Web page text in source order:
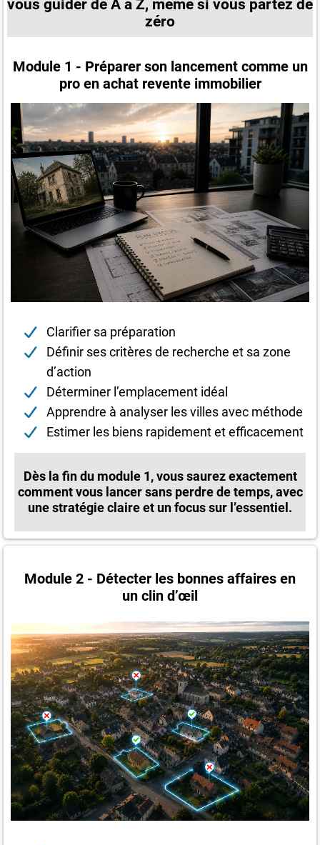
vous guider de A à Z, même si vous partez de
zéro
Module 1 - Préparer son lancement comme un
pro en achat revente immobilier
Clarifier sa préparation
Définir ses critères de recherche et sa zone
d’action
Déterminer l’emplacement idéal
Apprendre à analyser les villes avec méthode
Estimer les biens rapidement et efficacement
Dès la fin du module 1, vous saurez exactement
comment vous lancer sans perdre de temps, avec
une stratégie claire et un focus sur l’essentiel.
Module 2 - Détecter les bonnes affaires en
un clin d’œil